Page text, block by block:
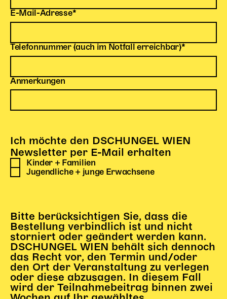
DIGITALE BÜHNE
Wem gehört die Bühne?
Über Uns
Unser Blog
Team
Leitlinien
Kulturpatenschaft
Partner*innen
20 Jahre Dschungel Wien
SERVICE
Pflichtfeld
E-Mail-Adresse*
Pflichtfeld
Telefonnummer (auch im Notfall erreichbar)*
Anmerkungen
Ich möchte den DSCHUNGEL WIEN
Newsletter per E-Mail erhalten
Kinder + Familien
Jugendliche + junge Erwachsene
Bitte berücksichtigen Sie, dass die
Bestellung verbindlich ist und nicht
storniert oder geändert werden kann.
DSCHUNGEL WIEN behält sich dennoch
das Recht vor, den Termin und/oder
den Ort der Veranstaltung zu verlegen
oder diese abzusagen. In diesem Fall
wird der Teilnahmebeitrag binnen zwei